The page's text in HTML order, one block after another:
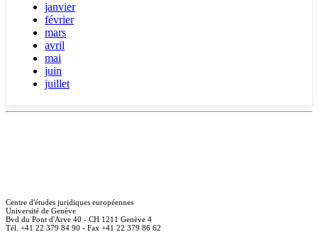
janvier
février
mars
avril
mai
juin
juillet
Centre d'études juridiques européennes
Université de Genève
Bvd du Pont d'Arve 40 - CH 1211 Genève 4
Tél. +41 22 379 84 90 - Fax +41 22 379 86 62